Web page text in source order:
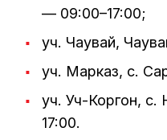
— 09:00–17:00;
уч. Чаувай,
уч. Марказ, с.
уч. Уч-Коргон,
17:00.